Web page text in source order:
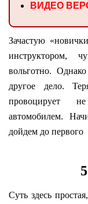
ВИДЕО
Зачастую
инструктором,
вольготно.
другое дело.
провоцирует
автомобилем.
дойдем до первого
Суть здесь